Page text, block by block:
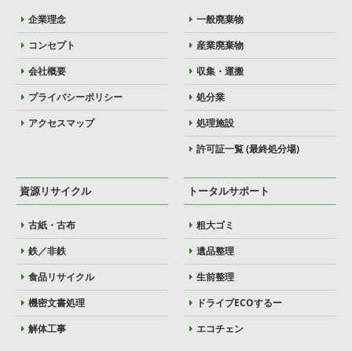
企業理念
コンセプト
会社概要
プライバシーポリシー
アクセスマップ
一般廃棄物
産業廃棄物
収集・運搬
処分業
処理施設
許可証一覧 (最終処分場)
資源リサイクル
古紙・古布
鉄／非鉄
食品リサイクル
機密文書処理
解体工事
トータルサポート
粗大ゴミ
遺品整理
生前整理
ドライブECOするー
エコチェン